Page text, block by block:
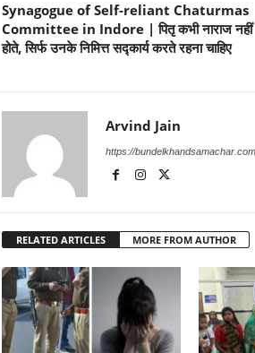
Synagogue of Self-reliant Chaturmas
Committee in Indore | पितृ कभी नाराज नहीं
होते, सिर्फ उनके निमित्त सद्कार्य करते रहना चाहिए
Arvind Jain
https://bundelkhandsamachar.com
RELATED ARTICLES MORE FROM AUTHOR